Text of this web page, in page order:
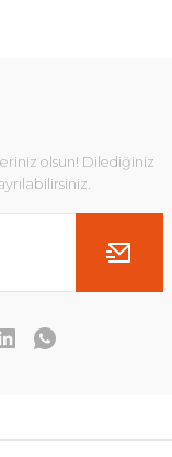
olsun! Dilediğiniz